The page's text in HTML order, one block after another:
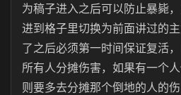
为稿子进入之后可以防止暴毙
进到格子里切换为前面讲过的
了之后必须第一时间保证复活
所有人分摊伤害，如果有一个
则要多去分摊那个倒地的人的